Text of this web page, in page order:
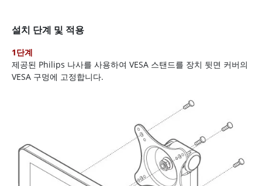
설치 단계 및 적용
1단계
제공된 Philips 나사를 사용하여 VESA 스탠드를 장치 뒷면 커버의
VESA 구멍에 고정합니다.